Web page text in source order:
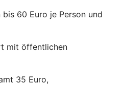
60 Euro je Person und
mit öffentlichen
35 Euro,